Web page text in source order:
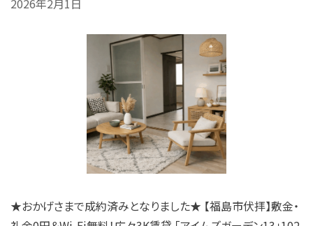
★おかげさまで成約済みとなりました★ 【福島市伏拝】敷金・